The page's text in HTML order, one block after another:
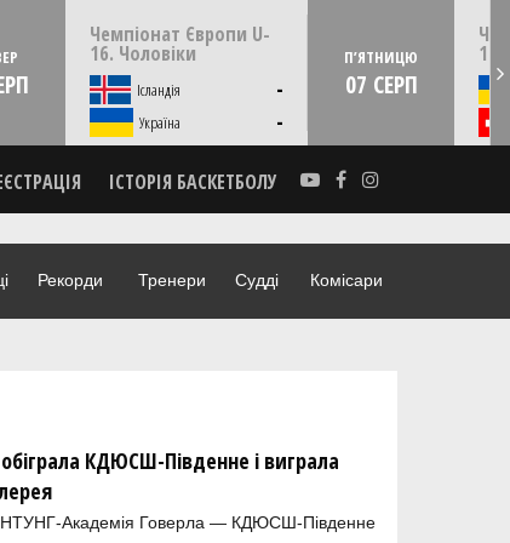
Чемпіонат Європи U-
16. Чоловіки
Ісландія -
Україна -
ЧЕТВЕР 06 серпня 22:00
Скоп'є, Пів. Македонія ПʼЯТНИЦЮ
07 СЕРП
16.
ІСТОРІЯ БАСКЕТБОЛУ
Рекорди Тренери Судді Комісари
КДЮСШ-Південне і виграла
Академія Говерла — КДЮСШ-Південне